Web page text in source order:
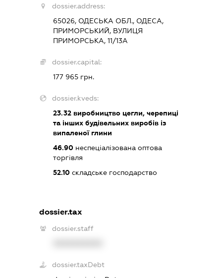
dossier.address:
65026, ОДЕСЬКА ОБЛ., ОДЕСА,
ПРИМОРСЬКИЙ, ВУЛИЦЯ
ПРИМОРСЬКА, 11/13А
dossier.capital:
177 965 грн.
dossier.kveds:
23.32 виробництво цегли, черепиці
та інших будівельних виробів із
випаленої глини
46.90 неспеціалізована оптова
торгівля
52.10 складське господарство
dossier.tax
dossier.staff
dossier.taxDebt